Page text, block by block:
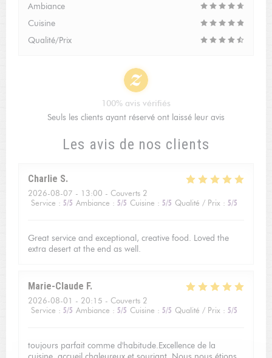
Les avis de nos clients
Charlie S
2026-08-07 - 13:00 - Couverts 2
Service : 5/5 Ambiance : 5/5 Cuisine : 5/5 Qualité / Prix : 5/5
Great service and exceptional, creative food. Loved the
extra desert at the end as well.
Marie-Claude F
2026-08-01 - 20:15 - Couverts 2
Service : 5/5 Ambiance : 5/5 Cuisine : 5/5 Qualité / Prix : 5/5
toujours parfait comme d'habitude.Excellence de la
Ambiance
Cuisine
Qualité/Prix
100% avis vérifiés
Seuls les clients ayant réservé ont laissé leur avis